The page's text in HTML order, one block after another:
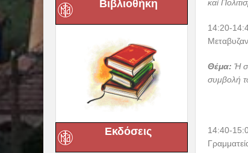
Βιβλιοθήκη
Εκδόσεις
καί
14:20-
Θέμα: Ἡ
συμβολή
14:40-